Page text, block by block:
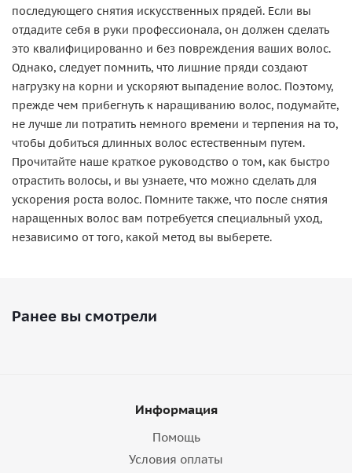
последующего снятия искусственных прядей. Если вы
отдадите себя в руки профессионала, он должен сделать
это квалифицированно и без повреждения ваших волос.
Однако, следует помнить, что лишние пряди создают
нагрузку на корни и ускоряют выпадение волос. Поэтому,
прежде чем прибегнуть к наращиванию волос, подумайте,
не лучше ли потратить немного времени и терпения на то,
чтобы добиться длинных волос естественным путем.
Прочитайте наше краткое руководство о том, как быстро
отрастить волосы, и вы узнаете, что можно сделать для
ускорения роста волос. Помните также, что после снятия
наращенных волос вам потребуется специальный уход,
независимо от того, какой метод вы выберете.
Ранее вы смотрели
Информация
Помощь
Условия оплаты